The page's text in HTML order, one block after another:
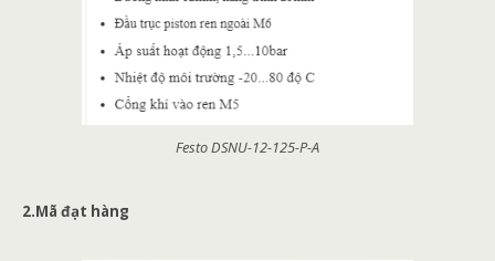
Festo DSNU-12-125-P-A
2.Mã đạt hàng